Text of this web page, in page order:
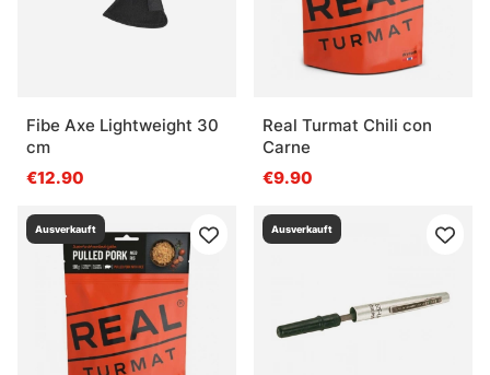
Fibe Axe Lightweight 30
cm
€12.90
Real Turmat Chili con
Carne
€9.90
Ausverkauft Ausverkauft